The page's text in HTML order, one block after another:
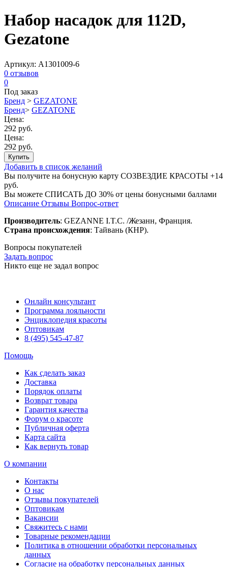
Набор насадок для 112D,
Gezatone
Артикул: A1301009-6
0 отзывов
0
Под заказ
Бренд > GEZATONE
Бренд> GEZATONE
Цена:
292 руб.
Цена:
292 руб.
Купить
Добавить в список желаний
Вы получите на бонусную карту СОЗВЕЗДИЕ КРАСОТЫ +14
руб.
Вы можете СПИСАТЬ ДО 30% от цены бонусными баллами
Описание Отзывы Вопрос-ответ
Производитель: GEZANNE I.T.C. /Жезанн, Франция.
Страна происхождения: Тайвань (КНР).
Вопросы покупателей
Задать вопрос
Никто еще не задал вопрос
Онлайн консультант
Программа лояльности
Энциклопедия красоты
Оптовикам
8 (495) 545-47-87
Помощь
Как сделать заказ
Доставка
Порядок оплаты
Возврат товара
Гарантия качества
Форум о красоте
Публичная оферта
Карта сайта
Как вернуть товар
О компании
Контакты
О нас
Отзывы покупателей
Оптовикам
Вакансии
Свяжитесь с нами
Товарные рекомендации
Политика в отношении обработки персональных
данных
Согласие на обработку персональных данных